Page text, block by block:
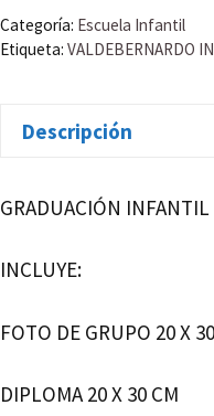
5
AÑOS
Categoría: Escuela Infantil
Etiqueta: VALDEBERNARDO
Descripción
GRADUACIÓN
INCLUYE:
FOTO DE GRUPO 20 X
DIPLOMA 20 X 30 CM